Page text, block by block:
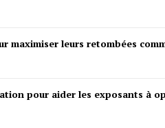
maximiser leurs retombées
pour aider les exposants à